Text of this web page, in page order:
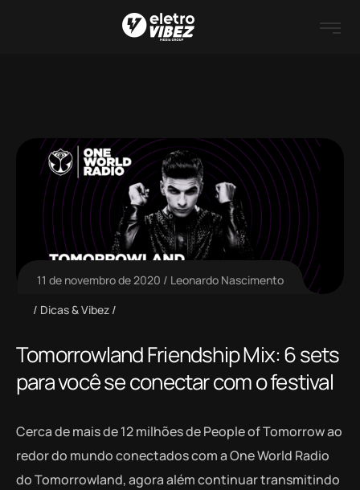
11 de novembro de 2020
Leonardo Nascimento
Dicas & Vibez
Tomorrowland Friendship Mix: 6 sets
para você se conectar com o festival
Cerca de mais de 12 milhões de People of Tomorrow ao
redor do mundo conectados com a One World Radio
do Tomorrowland, agora além continuar transmitindo